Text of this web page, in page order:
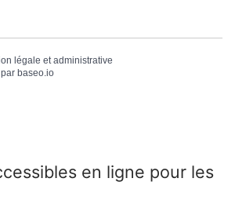
légale et administrative
baseo.io
en ligne pour les